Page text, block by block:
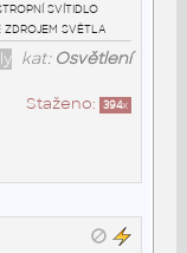
svítidlo
světla
kat: Osvětlení
Staženo: 394x